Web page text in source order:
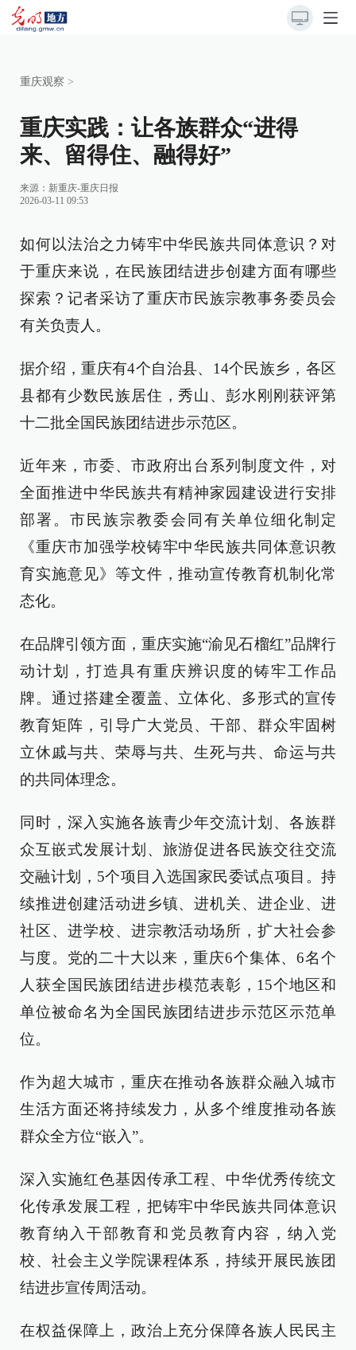
重庆观察 >
重庆实践：让各族群众“进得
来、留得住、融得好”
来源： 新重庆-重庆日报
2026-03-11 09:53
如何以法治之力铸牢中华民族共同体意识？对
于重庆来说，在民族团结进步创建方面有哪些
探索？记者采访了重庆市民族宗教事务委员会
有关负责人。
据介绍，重庆有4个自治县、14个民族乡，各区
县都有少数民族居住，秀山、彭水刚刚获评第
十二批全国民族团结进步示范区。
近年来，市委、市政府出台系列制度文件，对
全面推进中华民族共有精神家园建设进行安排
部署。市民族宗教委会同有关单位细化制定
《重庆市加强学校铸牢中华民族共同体意识教
育实施意见》等文件，推动宣传教育机制化常
态化。
在品牌引领方面，重庆实施“渝见石榴红”品牌行
动计划，打造具有重庆辨识度的铸牢工作品
牌。通过搭建全覆盖、立体化、多形式的宣传
教育矩阵，引导广大党员、干部、群众牢固树
立休戚与共、荣辱与共、生死与共、命运与共
的共同体理念。
同时，深入实施各族青少年交流计划、各族群
众互嵌式发展计划、旅游促进各民族交往交流
交融计划，5个项目入选国家民委试点项目。持
续推进创建活动进乡镇、进机关、进企业、进
社区、进学校、进宗教活动场所，扩大社会参
与度。党的二十大以来，重庆6个集体、6名个
人获全国民族团结进步模范表彰，15个地区和
单位被命名为全国民族团结进步示范区示范单
位。
作为超大城市，重庆在推动各族群众融入城市
生活方面还将持续发力，从多个维度推动各族
群众全方位“嵌入”。
深入实施红色基因传承工程、中华优秀传统文
化传承发展工程，把铸牢中华民族共同体意识
教育纳入干部教育和党员教育内容，纳入党
校、社会主义学院课程体系，持续开展民族团
结进步宣传周活动。
在权益保障上，政治上充分保障各族人民民主